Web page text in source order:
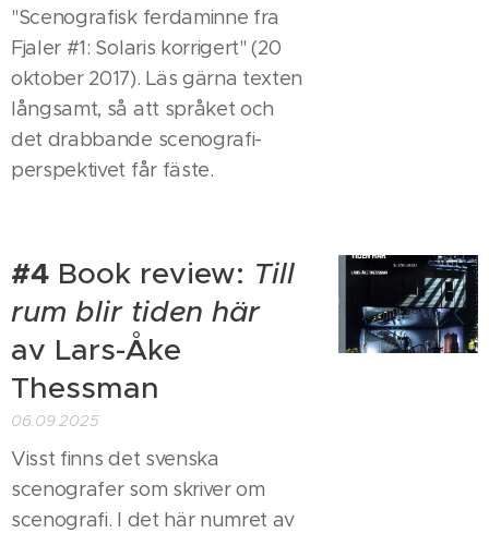
"Scenografisk ferdaminne fra
Fjaler #1: Solaris korrigert" (20
oktober 2017). Läs gärna texten
långsamt, så att språket och
det drabbande scenografi-
perspektivet får fäste.
#4 Book review: Till
rum blir tiden här
av Lars-Åke
Thessman
06.09.2025
Visst finns det svenska
scenografer som skriver om
scenografi. I det här numret av